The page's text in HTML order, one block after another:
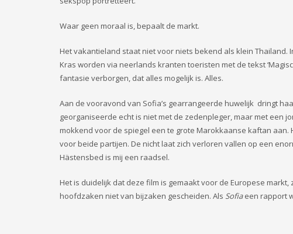
Waar geen moraal is, bepaalt de markt.
Het vakantieland staat niet voor niets bekend als klein
Kras worden via neerlands kranten toeristen met de tekst
fantasie verborgen, dat alles mogelijk is. Alles.
Aan de vooravond van Sofia’s gearrangeerde huwelijk dringt
georganiseerde echt is niet met de zedenpleger, maar met een
mokkend voor de spiegel een te grote Marokkaanse kaftan
voor beide partijen. De nicht laat zich verloren vallen op een
Hästensbed is mij een raadsel.
Het is duidelijk dat deze film is gemaakt voor de Europese
hoofdzaken niet van bijzaken gescheiden. Als Sofiaeen rapport